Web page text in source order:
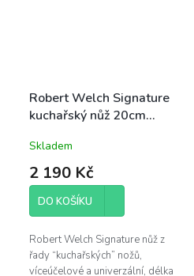
Robert Welch Signature
kuchařský nůž 20cm
Skladem
2 190 Kč
DO KOŠÍKU
Robert Welch Signature nůž z
řady “kuchařských” nožů,
víceúčelové a univerzální, délka